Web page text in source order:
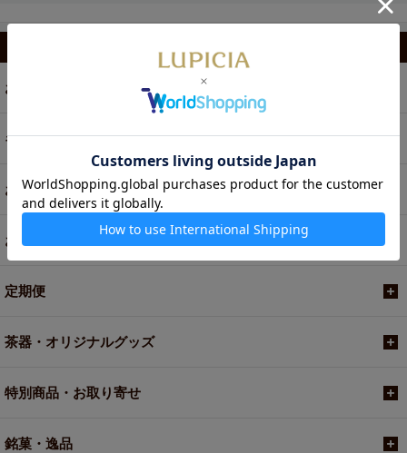
お茶
ギフト
お菓子・食品・飲料
お買い得商品
定期便
茶器・オリジナルグッズ
特別商品・お取り寄せ
銘菓・逸品